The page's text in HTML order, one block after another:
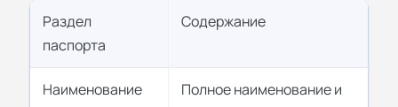
Раздел
паспорта
Содержание
Наименование
Полное наименование и